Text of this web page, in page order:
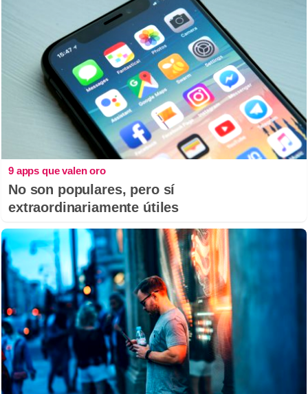
9 apps que valen oro
No son populares, pero sí
extraordinariamente útiles